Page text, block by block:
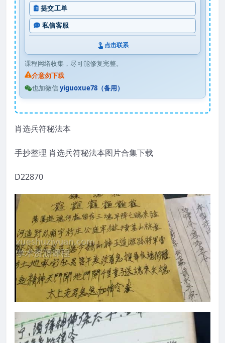
提交工单
私信客服
点击联系
课程网络收集，尽可能修复完整。
介意勿下载
也加微信yiguoxue78（备用）
肖选兵符秘法本
手抄整理 肖选兵符秘法本图片合集下载
D22870